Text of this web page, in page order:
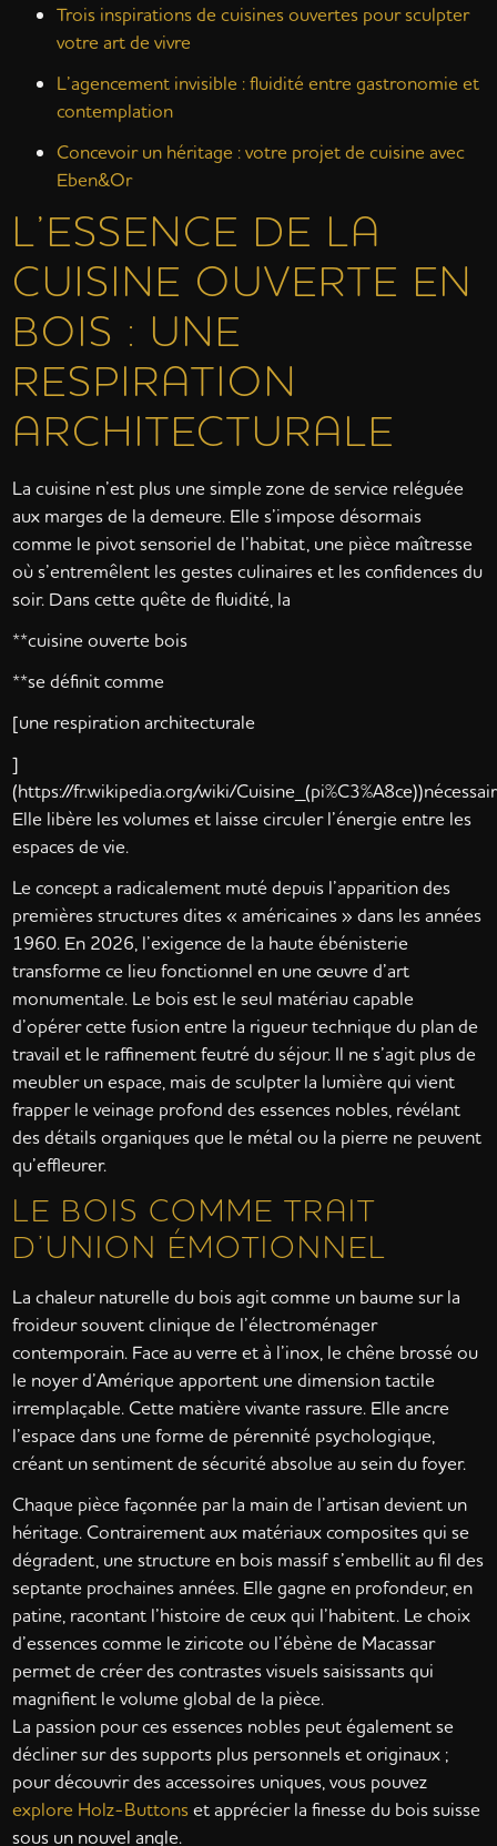
Trois inspirations de cuisines ouvertes pour sculpter
votre art de vivre
L’agencement invisible : fluidité entre gastronomie et
contemplation
Concevoir un héritage : votre projet de cuisine avec
Eben&Or
L’ESSENCE DE LA
CUISINE OUVERTE EN
BOIS : UNE
RESPIRATION
ARCHITECTURALE
La cuisine n’est plus une simple zone de service reléguée
aux marges de la demeure. Elle s’impose désormais
comme le pivot sensoriel de l’habitat, une pièce maîtresse
où s’entremêlent les gestes culinaires et les confidences du
soir. Dans cette quête de fluidité, la
**cuisine ouverte bois
**se définit comme
[une respiration architecturale
]
(https://fr.wikipedia.org/wiki/
Elle libère les volumes et laisse circuler l’énergie entre les
espaces de vie.
Le concept a radicalement muté depuis l’apparition des
premières structures dites « américaines » dans les années
1960. En 2026, l’exigence de la haute ébénisterie
transforme ce lieu fonctionnel en une œuvre d’art
monumentale. Le bois est le seul matériau capable
d’opérer cette fusion entre la rigueur technique du plan de
travail et le raffinement feutré du séjour. Il ne s’agit plus de
meubler un espace, mais de sculpter la lumière qui vient
frapper le veinage profond des essences nobles, révélant
des détails organiques que le métal ou la pierre ne peuvent
qu’effleurer.
LE BOIS COMME TRAIT
D’UNION ÉMOTIONNEL
La chaleur naturelle du bois agit comme un baume sur la
froideur souvent clinique de l’électroménager
contemporain. Face au verre et à l’inox, le chêne brossé ou
le noyer d’Amérique apportent une dimension tactile
irremplaçable. Cette matière vivante rassure. Elle ancre
l’espace dans une forme de pérennité psychologique,
créant un sentiment de sécurité absolue au sein du foyer.
Chaque pièce façonnée par la main de l’artisan devient un
héritage. Contrairement aux matériaux composites qui se
dégradent, une structure en bois massif s’embellit au fil des
septante prochaines années. Elle gagne en profondeur, en
patine, racontant l’histoire de ceux qui l’habitent. Le choix
d’essences comme le ziricote ou l’ébène de Macassar
permet de créer des contrastes visuels saisissants qui
magnifient le volume global de la pièce.
La passion pour ces essences nobles peut également se
décliner sur des supports plus personnels et originaux ;
pour découvrir des accessoires uniques, vous pouvez
explore Holz-Buttonset apprécier la finesse du bois suisse
sous un nouvel angle.